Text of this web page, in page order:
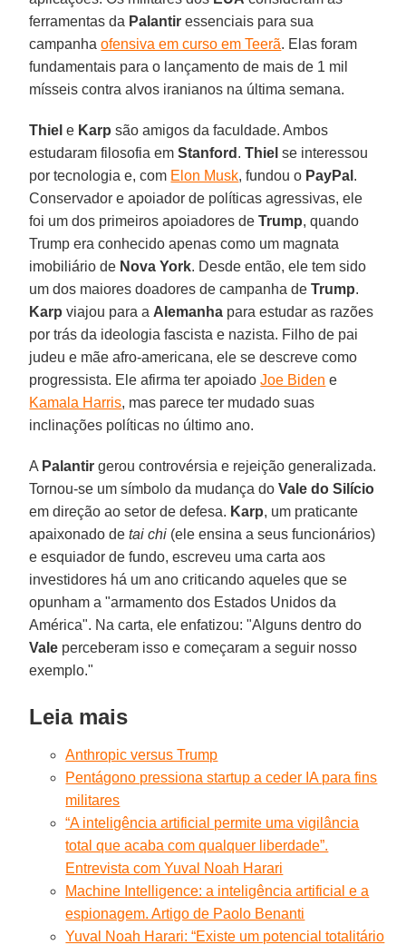
ferramentas da Palantir essenciais para sua
campanhaofensiva em curso em Teerã. Elas foram
fundamentais para o lançamento de mais de 1 mil
mísseis contra alvos iranianos na última semana.
Thiel e Karp são amigos da faculdade. Ambos
estudaram filosofia emStanford .Thiel se interessou
por tecnologia e, com Elon Musk, fundou o PayPal .
Conservador e apoiador de políticas agressivas, ele
foi um dos primeiros apoiadores deTrump, quando
Trump era conhecido apenas como um magnata
imobiliário de Nova York. Desde então, ele tem sido
um dos maiores doadores de campanha deTrump.
Karp viajou para a Alemanha para estudar as razões
por trás da ideologia fascista e nazista. Filho de pai
judeu e mãe afro-americana, ele se descreve como
progressista. Ele afirma ter apoiadoJoe Biden e
Kamala Harris, mas parece ter mudado suas
inclinações políticas no último ano.
A Palantir gerou controvérsia e rejeição generalizada.
Tornou-se um símbolo da mudança doVale do Silício
em direção ao setor de defesa. Karp, um praticante
apaixonado detai chi (ele ensina a seus funcionários)
e esquiador de fundo, escreveu uma carta aos
investidores há um ano criticando aqueles que se
opunham a "armamento dos Estados Unidos da
América". Na carta, ele enfatizou: "Alguns dentro do
Vale perceberam isso e começaram a seguir nosso
exemplo."
Leia mais
Anthropic versus Trump
Pentágono pressiona startup a ceder IA para fins
militares
“A inteligência artificial permite uma vigilância
total que acaba com qualquer liberdade”.
Entrevista com Yuval Noah Harari
Machine Intelligence: a inteligência artificial e a
espionagem. Artigo de Paolo Benanti
Yuval Noah Harari: “Existe um potencial totalitário